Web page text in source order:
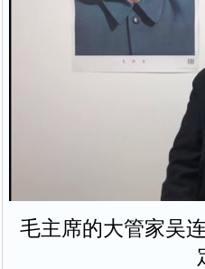
毛主席的大管家吴